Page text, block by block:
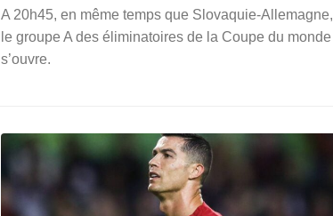
A 20h45, en même temps que Slovaquie-Allemagne,
le groupe A des éliminatoires de la Coupe du monde
s’ouvre.